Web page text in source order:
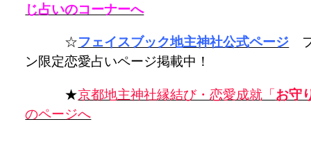
じ占いのコーナーへ
☆フェイスブック地主神社公式ページ
ン限定恋愛占いページ掲載中！
★京都地主神社縁結び・恋愛成就「お守
のページへ